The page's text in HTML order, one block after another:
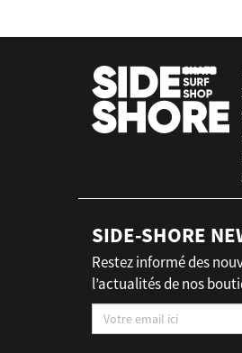
SIDE-SHORE
Restez informé des
l’actualités de nos